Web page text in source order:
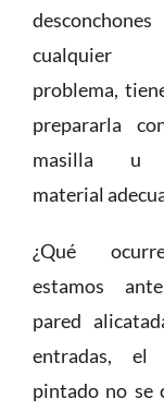
cualquier
problema,
prepararla
masilla u
material
¿Qué
estamos
pared
entradas, el
pintado no se